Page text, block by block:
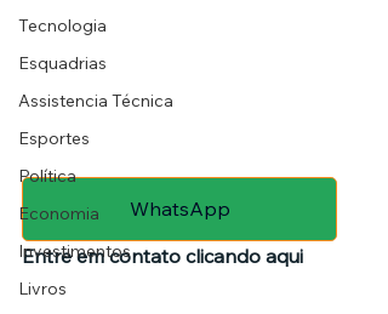
Tecnologia
Esquadrias
Assistencia Técnica
Esportes
Política
Economia
Investimentos
Livros
WhatsApp
Entre em contato clicando aqui